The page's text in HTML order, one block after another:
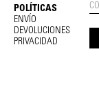
POLÍTICAS
ENVÍO
DEVOLUCIONES
PRIVACIDAD